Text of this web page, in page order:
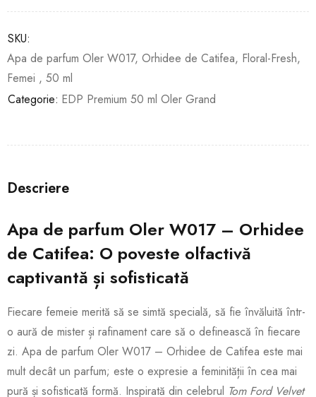
SKU:
Apa de parfum Oler W017, Orhidee de Catifea, Floral-Fresh,
Femei , 50 ml
Categorie: EDP Premium 50 ml Oler Grand
Descriere
Apa de parfum Oler W017 – Orhidee
de Catifea: O poveste olfactivă
captivantă și sofisticată
Fiecare femeie merită să se simtă specială, să fie învăluită într-
o aură de mister și rafinament care să o definească în fiecare
zi. Apa de parfum Oler W017 – Orhidee de Catifea este mai
mult decât un parfum; este o expresie a feminității în cea mai
pură și sofisticată formă. Inspirată din celebrul Tom Ford Velvet